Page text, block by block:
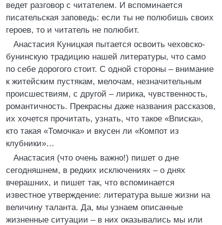
ведет разговор с читателем. И вспоминается
писательская заповедь: если ты не полюбишь своих
героев, то и читатель не полюбит.
Анастасия Куницкая пытается освоить чеховско-
бунинскую традицию нашей литературы, что само
по себе дорогого стоит. С одной стороны – внимание
к житейским пустякам, мелочам, незначительным
происшествиям, с другой – лирика, чувственность,
романтичность. Прекрасны даже названия рассказов,
их хочется прочитать, узнать, что такое «Вписка»,
кто такая «Томочка» и вкусен ли «Компот из
клубники»…
Анастасия (что очень важно!) пишет о дне
сегодняшнем, в редких исключениях – о днях
вчерашних, и пишет так, что вспоминается
известное утверждение: литература выше жизни на
величину таланта. Да, мы узнаем описанные
жизненные ситуации – в них оказывались мы или